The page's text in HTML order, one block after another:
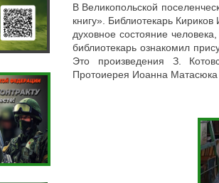
В Великопольской
книгу». Библиотекарь
духовное состояние
библиотекарь ознакомил
Это произведения З.
Протоиерея Иоанна